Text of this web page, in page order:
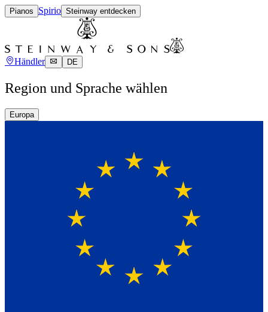
Pianos Spirio Steinway entdecken
Händler DE
Region und Sprache wählen
Europa